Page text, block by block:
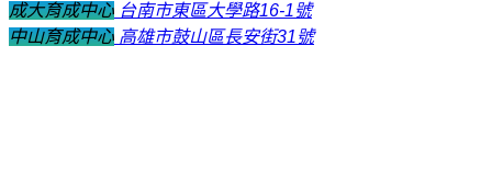
成大育成中心 台南市東區大學路16-1號
中山育成中心 高雄市鼓山區長安街31號